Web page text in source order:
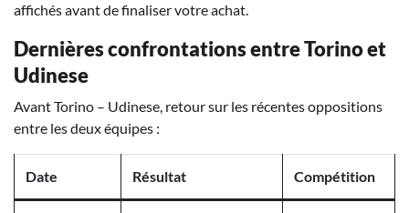
affichés avant de finaliser votre achat.
Dernières confrontations entre Torino et
Udinese
Avant Torino – Udinese, retour sur les récentes oppositions
entre les deux équipes :
Date Résultat Compétition